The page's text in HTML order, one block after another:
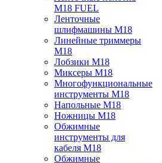
M18 FUEL
Ленточные
шлифмашины M18
Линейные триммеры
M18
Лобзики M18
Миксеры M18
Многофункциональные
инструменты M18
Напольные M18
Ножницы M18
Обжимные
инструменты для
кабеля M18
Обжимные